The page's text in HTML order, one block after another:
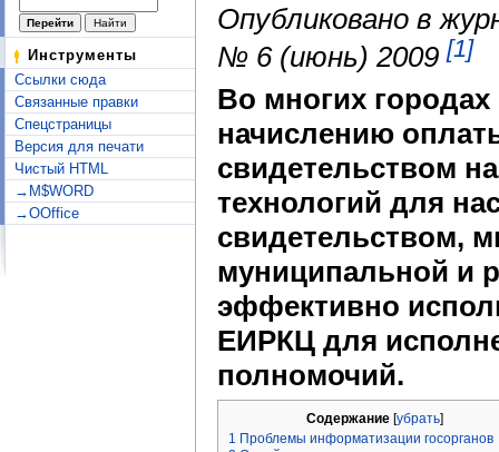
Инструменты
Ссылки сюда
Связанные правки
Спецстраницы
Версия для печати
Чистый HTML
→M$WORD
→OOffice
Опубликовано в
№ 6 (июнь) 2009[1]
Во многих
начислению
свидетельством
технологий для
свидетельством,
муниципальной и
эффективно
ЕИРКЦ для
полномочий.
Содержание [убрать]
1 Проблемы информатизации госорганов